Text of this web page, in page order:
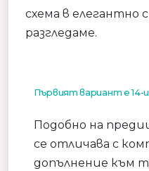
схема в елегантно
разгледаме.
Първият вариант е 14-
Подобно на
се отличава с
допълнение към